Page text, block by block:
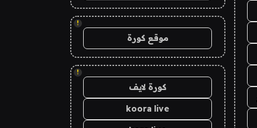
!
موقع كورة
!
كورة لايف
koora live